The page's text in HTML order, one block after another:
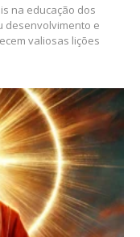
na educação dos
desenvolvimento e
valiosas lições